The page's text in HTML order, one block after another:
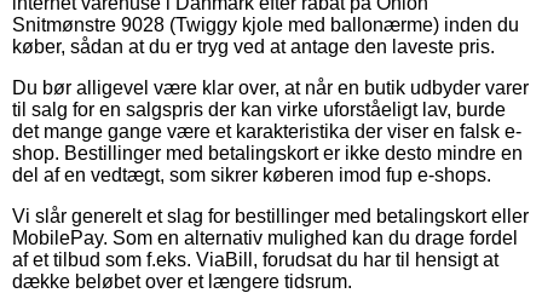
Snitmønstre 9028 (Twiggy kjole med ballonærme) inden du
køber, sådan at du er tryg ved at antage den laveste pris.
Du bør alligevel være klar over, at når en butik udbyder varer
til salg for en salgspris der kan virke uforståeligt lav, burde
det mange gange være et karakteristika der viser en falsk e-
shop. Bestillinger med betalingskort er ikke desto mindre en
del af en vedtægt, som sikrer køberen imod fup e-shops.
Vi slår generelt et slag for bestillinger med betalingskort eller
MobilePay. Som en alternativ mulighed kan du drage fordel
af et tilbud som f.eks. ViaBill, forudsat du har til hensigt at
dække beløbet over et længere tidsrum.